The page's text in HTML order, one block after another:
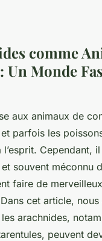
comme
Un Monde
aux animaux de
parfois les
Cependant,
souvent méconnu
faire de
cet article,
arachnides,
peuvent